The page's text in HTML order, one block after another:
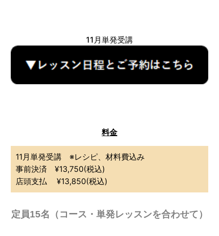
11月単発受講
料金
11月単発受講 ※レシピ、材料費込み
事前決済 ¥13,750(税込)
店頭支払 ¥13,850(税込)
定員15名（コース・単発レッスンを合わせて）